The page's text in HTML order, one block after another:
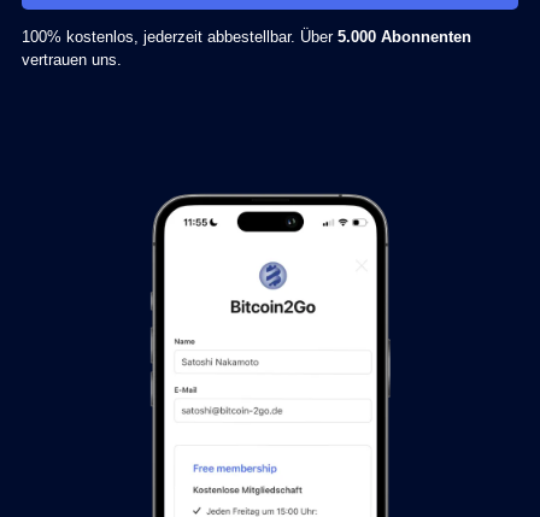
100% kostenlos, jederzeit abbestellbar. Über 5.000 Abonnenten
vertrauen uns.